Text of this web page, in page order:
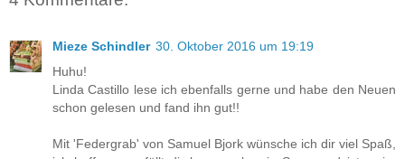
Mieze Schindler 30. Oktober 2016 um 19:19
Huhu!
Linda Castillo lese ich ebenfalls gerne und habe den Neuen
schon gelesen und fand ihn gut!!
Mit 'Federgrab' von Samuel Bjork wünsche ich dir viel Spaß,